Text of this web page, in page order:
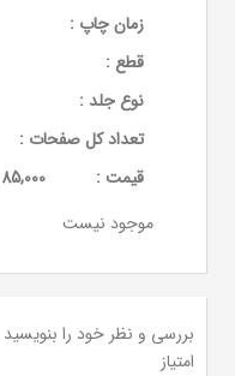
زمان چاپ :
قطع :
نوع جلد :
تعداد کل صفحات :
قيمت :
85,000 ریال
موجود نیست
بررسی و نظر خود را بنویسید
امتیاز